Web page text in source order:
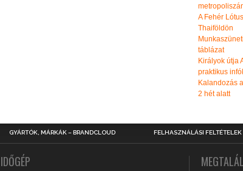
A Fehér
Thaiföldön
táblázat
Királyok útja
praktikus
Kalandozás
2 hét alatt
GYÁRTÓK, MÁRKÁK – BRANDCLOUD FELHASZNÁLÁSI FELTÉTELEK
IDŐGÉP